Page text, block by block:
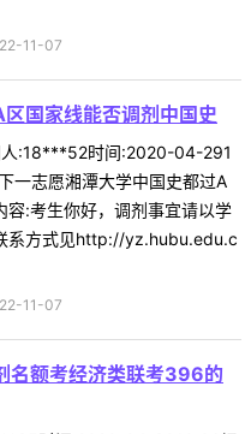
11-07
国家线能否调剂中国史
人:18***52时间:2020-04-291
一志愿湘潭大学中国史都过A
容:考生你好，调剂事宜请以学
系方式见http://yz.hubu.edu.c
11-07
名额考经济类联考396的